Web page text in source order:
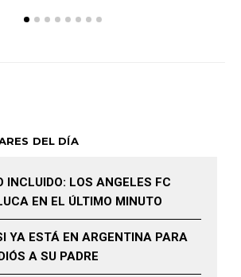
DEL DÍA
INCLUIDO: LOS ANGELES FC
EN EL ÚLTIMO MINUTO
YA ESTÁ EN ARGENTINA PARA
A SU PADRE